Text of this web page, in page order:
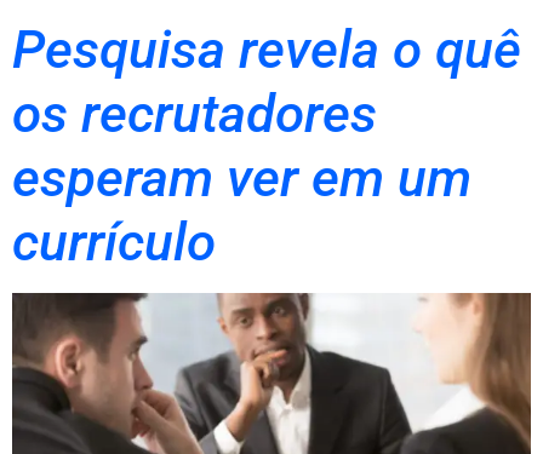
Pesquisa revela o quê
os recrutadores
esperam ver em um
currículo